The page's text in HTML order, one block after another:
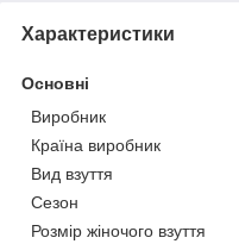
Характеристики
Основні
Виробник
Країна виробник
Вид взуття
Сезон
Розмір жіночого взуття